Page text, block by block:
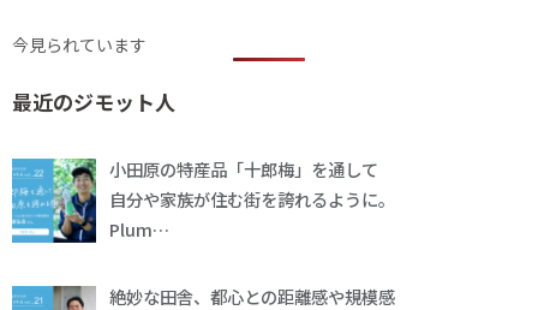
今見られています
最近のジモット人
小田原の特産品「十郎梅」を通して
自分や家族が住む街を誇れるように。
Plum…
絶妙な田舎、都心との距離感や規模感